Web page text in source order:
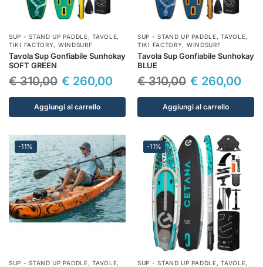
SUP - STAND UP PADDLE,TAVOLE,
TIKI FACTORY, WINDSURF
Tavola Sup Gonfiabile Sunhokay
SOFT GREEN
€310,00 € 260,00
Aggiungi al carrello
SUP - STAND UP PADDLE,TAVOLE,
TIKI FACTORY, WINDSURF
Tavola Sup Gonfiabile Sunhokay
BLUE
€310,00 € 260,00
Aggiungi al carrello
-11%
SUP - STAND UP PADDLE,TAVOLE,
-11%
SUP - STAND UP PADDLE,TAVOLE,